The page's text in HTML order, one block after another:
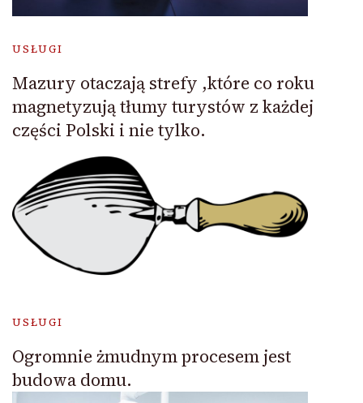
USŁUGI
Mazury otaczają strefy ,które co roku
magnetyzują tłumy turystów z każdej
części Polski i nie tylko.
USŁUGI
Ogromnie żmudnym procesem jest
budowa domu.